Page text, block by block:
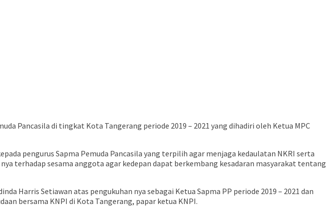
Pancasila di tingkat Kota Tangerang periode 2019 – 2021 yang dihadiri oleh Ketua MPC
pengurus Sapma Pemuda Pancasila yang terpilih agar menjaga kedaulatan NKRI serta
terhadap sesama anggota agar kedepan dapat berkembang kesadaran masyarakat tentang
Harris Setiawan atas pengukuhan nya sebagai Ketua Sapma PP periode 2019 – 2021 dan
bersama KNPI di Kota Tangerang, papar ketua KNPI.